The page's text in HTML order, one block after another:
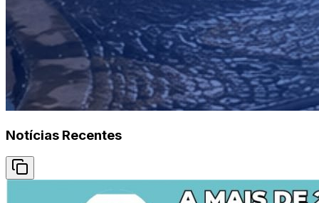
Notícias Recentes